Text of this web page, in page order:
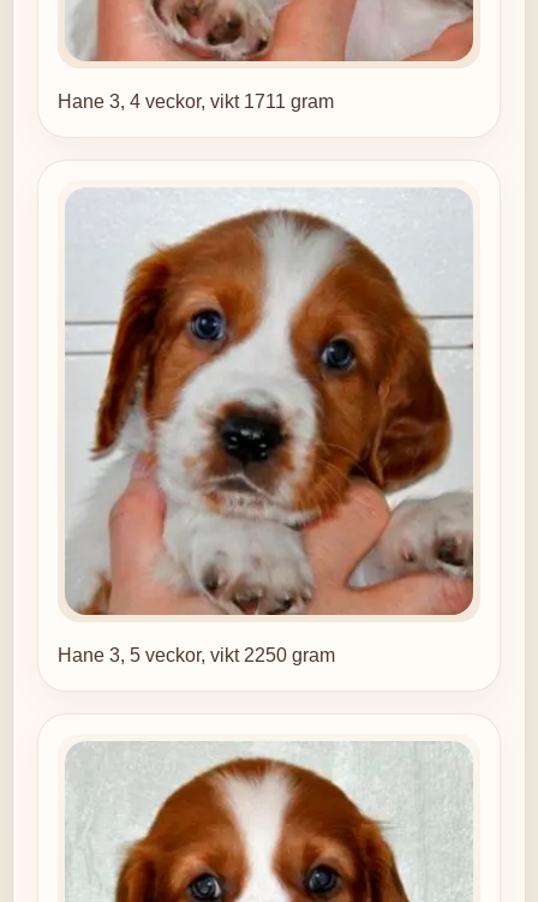
Hane 3, 4 veckor, vikt 1711 gram
Hane 3, 5 veckor, vikt 2250 gram